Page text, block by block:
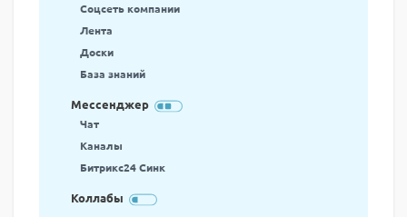
Соцсеть компании
Лента
Доски
База знаний
Мессенджер
Чат
Каналы
Битрикс24 Синк
Коллабы